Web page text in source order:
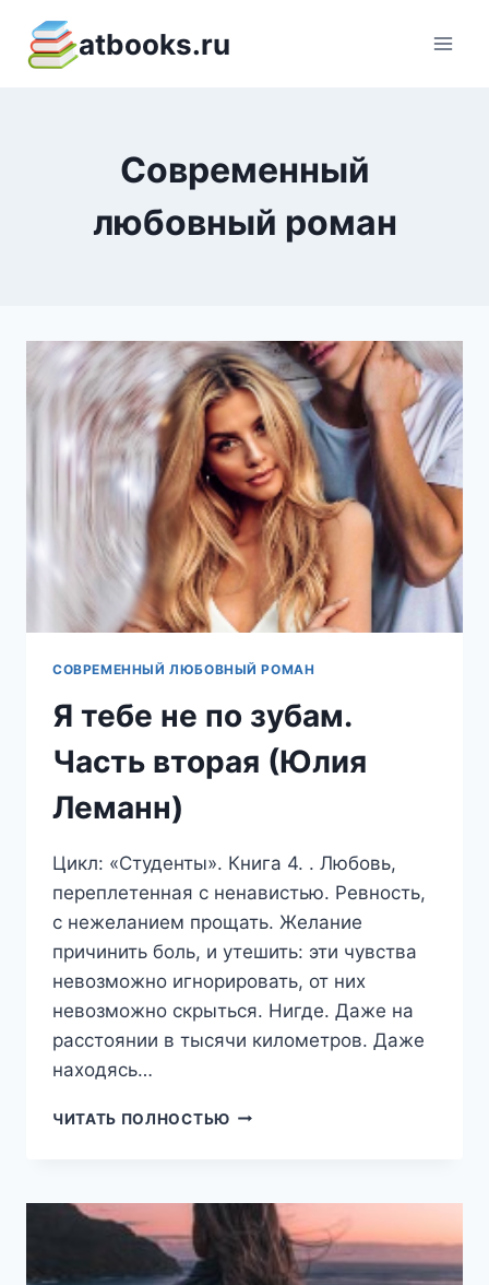
содержимому
atbooks.ru
Современный
любовный роман
СОВРЕМЕННЫЙ ЛЮБОВНЫЙ РОМАН
Я тебе не по зубам.
Часть вторая (Юлия
Леманн)
Цикл: «Студенты». Книга 4. . Любовь,
переплетенная с ненавистью. Ревность,
с нежеланием прощать. Желание
причинить боль, и утешить: эти чувства
невозможно игнорировать, от них
невозможно скрыться. Нигде. Даже на
расстоянии в тысячи километров. Даже
находясь…
ЧИТАТЬ ПОЛНОСТЬЮ Я
ЗУБАМ.
ЧАСТЬ
ВТОРАЯ
(ЮЛИЯ